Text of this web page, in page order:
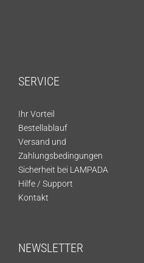
SERVICE
Ihr Vorteil
Bestellablauf
Versand und
Zahlungsbedingungen
Sicherheit bei LAMPADA
Hilfe / Support
Kontakt
NEWSLETTER